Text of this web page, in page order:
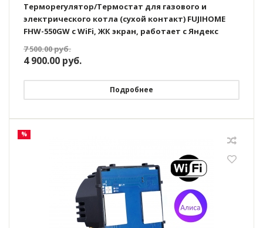
Терморегулятор/Термостат для газового и
электрического котла (сухой контакт) FUJIHOME
FHW-550GW с WiFi, ЖК экран, работает с Яндекс
7 500.00руб.
4 900.00 руб.
Подробнее
%